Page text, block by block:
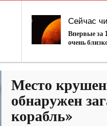
Сейчас
Впервые за
очень
Место
обнаружен
корабль»